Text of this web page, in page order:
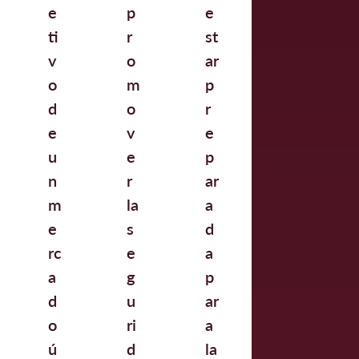
e
ti
v
o
d
e
u
n
m
e
rc
a
d
o
ú
p
r
o
m
o
v
e
r
la
s
e
g
u
ri
d
e
st
ar
p
r
e
p
ar
a
d
a
p
ar
a
la